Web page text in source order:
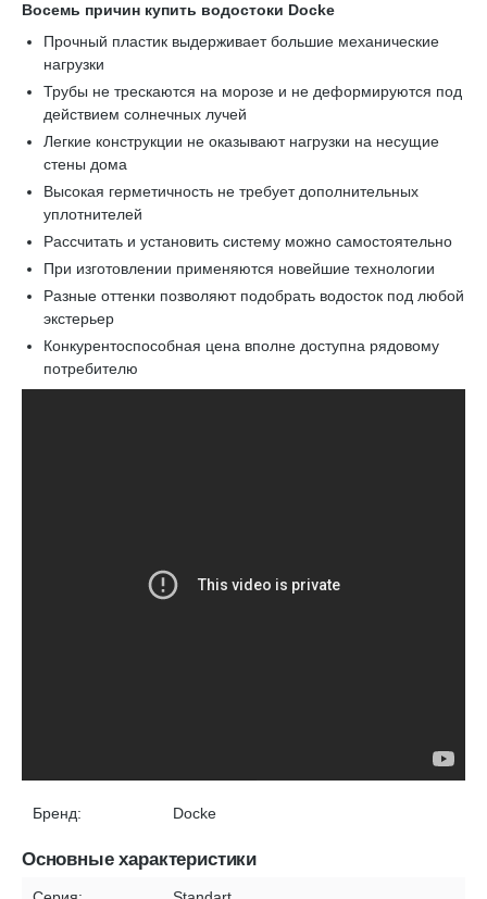
Восемь причин купить водостоки Docke
Прочный пластик выдерживает большие механические
нагрузки
Трубы не трескаются на морозе и не деформируются под
действием солнечных лучей
Легкие конструкции не оказывают нагрузки на несущие
стены дома
Высокая герметичность не требует дополнительных
уплотнителей
Рассчитать и установить систему можно самостоятельно
При изготовлении применяются новейшие технологии
Разные оттенки позволяют подобрать водосток под любой
экстерьер
Конкурентоспособная цена вполне доступна рядовому
потребителю
Бренд: Docke
Основные характеристики